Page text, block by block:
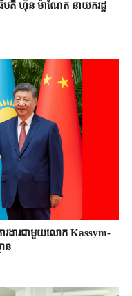
តី ហ៊ុន ម៉ាណែត នាយករដ្ឋ
រងារជាមួយ​លោក Kassym-
ន​